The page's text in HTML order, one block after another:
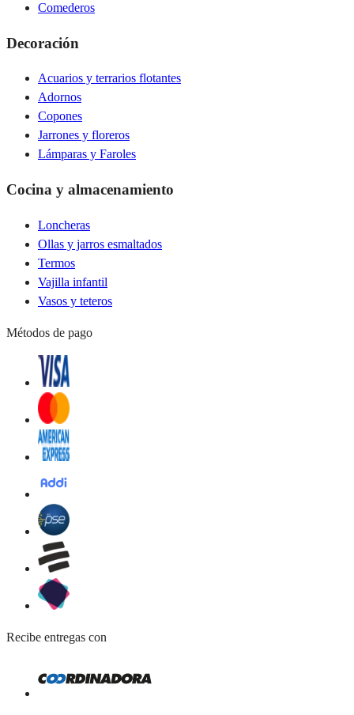
Comederos
Decoración
Acuarios y terrarios flotantes
Adornos
Copones
Jarrones y floreros
Lámparas y Faroles
Cocina y almacenamiento
Loncheras
Ollas y jarros esmaltados
Termos
Vajilla infantil
Vasos y teteros
Métodos de pago
Recibe entregas con